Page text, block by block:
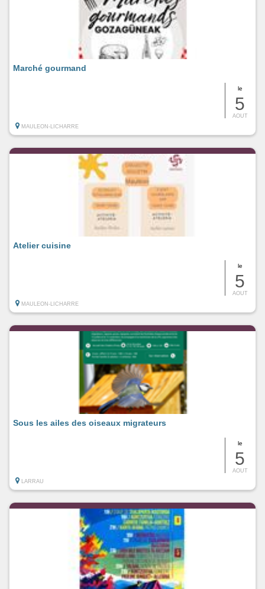
le
5
AOUT
Marché gourmand
MAULEON-LICHARRE
le
5
AOUT
Atelier cuisine
MAULEON-LICHARRE
le
5
AOUT
Sous les ailes des oiseaux migrateurs
LARRAU